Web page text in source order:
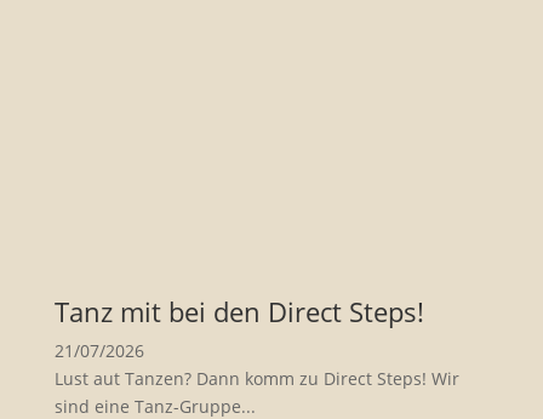
Tanz mit bei den Direct Steps!
21/07/2026
Lust aut Tanzen? Dann komm zu Direct Steps! Wir
sind eine Tanz-Gruppe...